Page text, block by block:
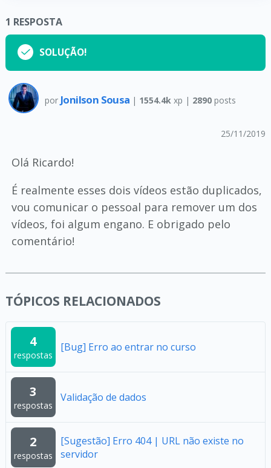
1 RESPOSTA
SOLUÇÃO!
por Jonilson Sousa | 1554.4k xp | 2890posts
25/11/2019
Olá Ricardo!
É realmente esses dois vídeos estão duplicados,
vou comunicar o pessoal para remover um dos
vídeos, foi algum engano. E obrigado pelo
comentário!
TÓPICOS RELACIONADOS
4
respostas
[Bug] Erro ao entrar no curso
3
respostas
Validação de dados
2
respostas
[Sugestão] Erro 404 | URL não existe no
servidor